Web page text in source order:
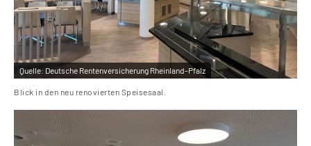
Quelle: Deutsche Rentenversicherung Rheinland-Pfalz
Blick in den neu renovierten Speisesaal.